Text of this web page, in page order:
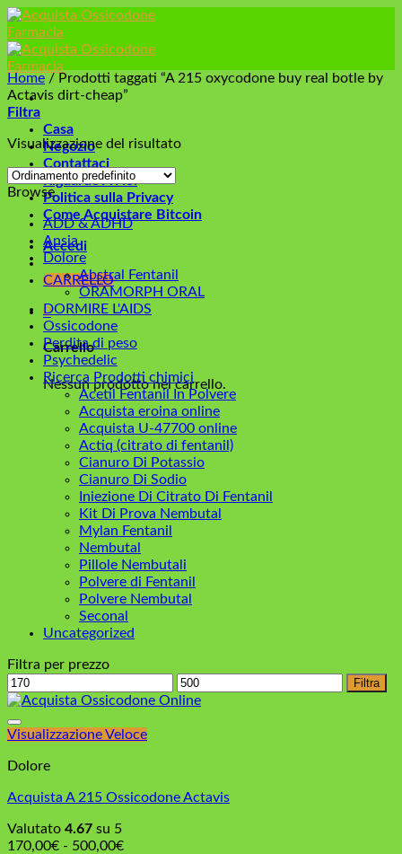
Skip
to
content
Casa
Negozio
Contattaci
Riguardo A Noi
Politica sulla Privacy
Come Acquistare Bitcoin
Accedi
CARRELLO
0
Carrello
Nessun prodotto nel carrello.
Home / Prodotti taggati “A 215 oxycodone buy real botle by
Actavis dirt-cheap”
Filtra
Visualizzazione del risultato
Browse
ADD & ADHD
Ansia
Dolore
Abstral Fentanil
ORAMORPH ORAL
DORMIRE L'AIDS
Ossicodone
Perdita di peso
Psychedelic
Ricerca Prodotti chimici
Acetil Fentanil In Polvere
Acquista eroina online
Acquista U-47700 online
Actiq (citrato di fentanil)
Cianuro Di Potassio
Cianuro Di Sodio
Iniezione Di Citrato Di Fentanil
Kit Di Prova Nembutal
Mylan Fentanil
Nembutal
Pillole Nembutali
Polvere di Fentanil
Polvere Nembutal
Seconal
Uncategorized
Filtra per prezzo
Prezzo
Min
Prezzo
Max
Filtra
Visualizzazione Veloce
Dolore
Acquista A 215 Ossicodone Actavis
Valutato 4.67 su 5
170,00€ - 500,00€Fascia